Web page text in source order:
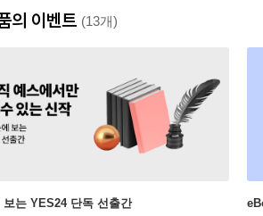
의 이벤트 (13개)
보는 YES24 단독 선출간